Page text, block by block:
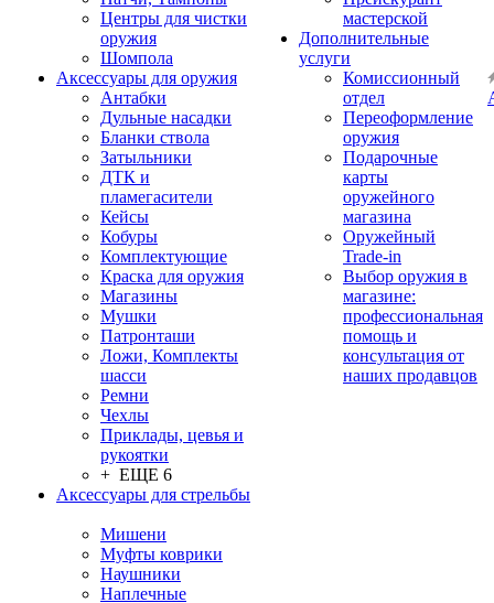
Центры для чистки
оружия
Шомпола
Аксессуары для оружия
Антабки
Дульные насадки
Бланки ствола
Затыльники
ДТК и
пламегасители
Кейсы
Кобуры
Комплектующие
Краска для оружия
Магазины
Мушки
Патронташи
Ложи, Комплекты
шасси
Ремни
Чехлы
Приклады, цевья и
рукоятки
+ ЕЩЕ 6
Аксессуары для стрельбы
Мишени
Муфты коврики
Наушники
Наплечные
мастерской
Дополнительные
услуги
Комиссионный
отдел
Переоформление
оружия
Подарочные
карты
оружейного
магазина
Оружейный
Trade-in
Выбор оружия в
магазине:
профессиональная
помощь и
консультация от
наших продавцов